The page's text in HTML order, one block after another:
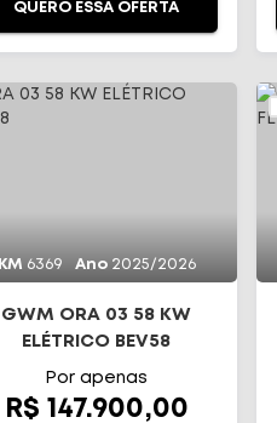
QUERO ESSA OFERTA
KM 6369 Ano 2025/2026
GWM ORA 03 58 KW
ELÉTRICO BEV58
Por apenas
R$ 147.900,00